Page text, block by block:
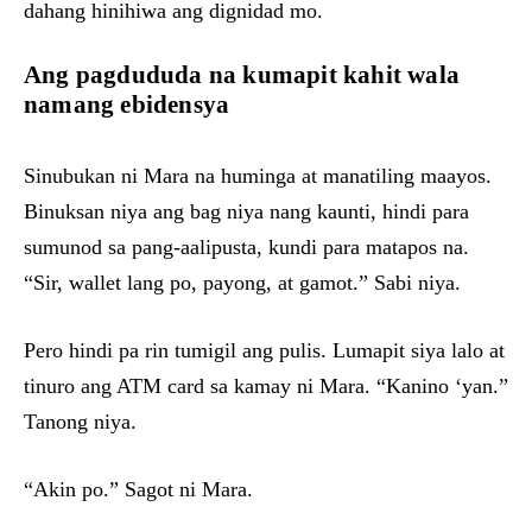
dahang hinihiwa ang dignidad mo.
Ang pagdududa na kumapit kahit wala
namang ebidensya
Sinubukan ni Mara na huminga at manatiling maayos.
Binuksan niya ang bag niya nang kaunti, hindi para
sumunod sa pang-aalipusta, kundi para matapos na.
“Sir, wallet lang po, payong, at gamot.” Sabi niya.
Pero hindi pa rin tumigil ang pulis. Lumapit siya lalo at
tinuro ang ATM card sa kamay ni Mara. “Kanino ‘yan.”
Tanong niya.
“Akin po.” Sagot ni Mara.